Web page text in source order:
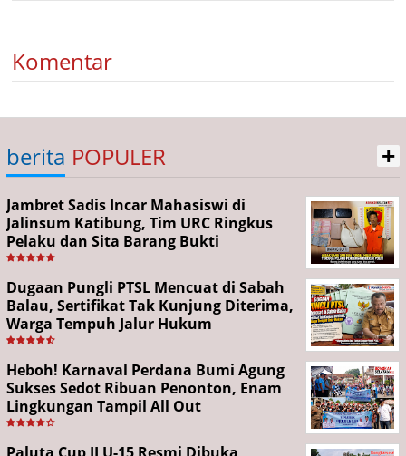
Komentar
berita POPULER +
Jambret Sadis Incar Mahasiswi di
Jalinsum Katibung, Tim URC Ringkus
Pelaku dan Sita Barang Bukti
Dugaan Pungli PTSL Mencuat di Sabah
Balau, Sertifikat Tak Kunjung Diterima,
Warga Tempuh Jalur Hukum
Heboh! Karnaval Perdana Bumi Agung
Sukses Sedot Ribuan Penonton, Enam
Lingkungan Tampil All Out